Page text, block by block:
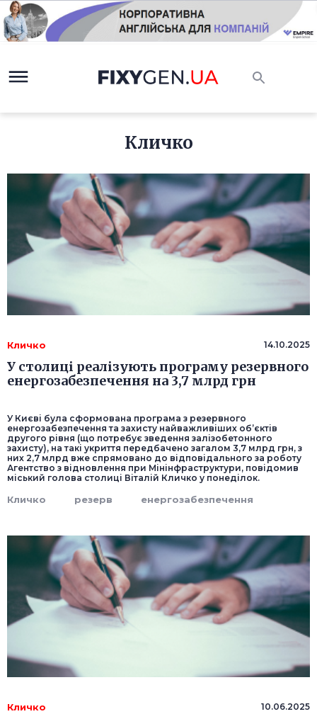
Кличко
Кличко 14.10.2025
У столиці реалізують програму резервного
енергозабезпечення на 3,7 млрд грн
У Києві була сформована програма з резервного
енергозабезпечення та захисту найважливіших об’єктів
другого рівня (що потребує зведення залізобетонного
захисту), на такі укриття передбачено загалом 3,7 млрд грн, з
них 2,7 млрд вже спрямовано до відповідального за роботу
Агентство з відновлення при Мінінфраструктури, повідомив
міський голова столиці Віталій Кличко у понеділок.
Кличко резерв енергозабезпечення
Кличко 10.06.2025